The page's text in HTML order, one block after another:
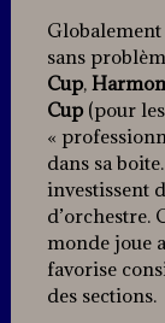
sans
Cup, Harmon
Cup(pour
«
dans sa
investissent
d’orchestre.
monde joue
favorise
des sections.